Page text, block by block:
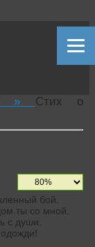
» Стих о
бой.
ты со мной.
с души.